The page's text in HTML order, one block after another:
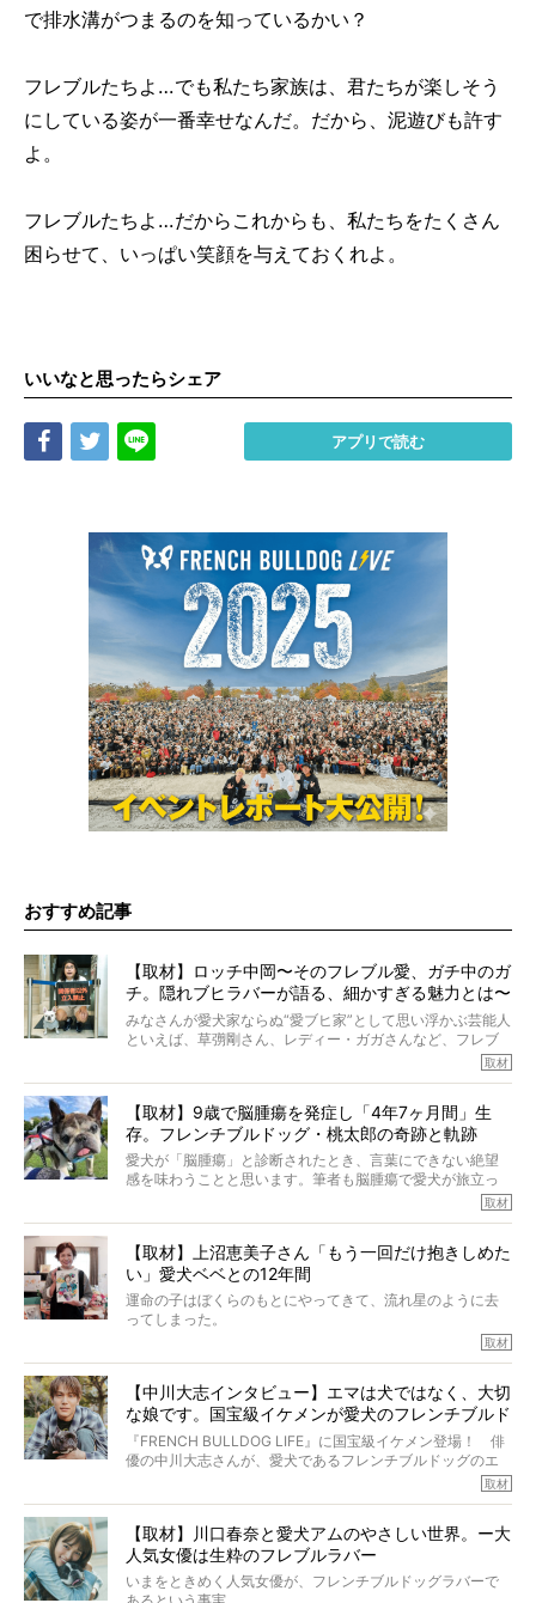
で排水溝がつまるのを知っているかい？
フレブルたちよ…でも私たち家族は、君たちが楽しそう
にしている姿が一番幸せなんだ。だから、泥遊びも許す
よ。
フレブルたちよ…だからこれからも、私たちをたくさん
困らせて、いっぱい笑顔を与えておくれよ。
いいなと思ったらシェア
Share Tweet アプリで読む
おすすめ記事
【取材】ロッチ中岡〜そのフレブル愛、ガチ中のガ
チ。隠れブヒラバーが語る、細かすぎる魅力とは〜
【前編】
みなさんが愛犬家ならぬ“愛ブヒ家”として思い浮かぶ芸能人
といえば、草彅剛さん、レディー・ガガさんなど、フレブ
ルを飼っている方が多いと思います。が、ロッチ中岡さん
んのインスタグラムを覗くと、たくさんのフレブルアカウ
ントがフォローされていて、わが『FRENCH BULLDOG
LIFE』モデルのnicoやトーラスも、その中の一頭。
そんな中岡さんに、フレブルの魅力を語っていただきまし
た。そのブヒ愛っぷりは、思ってた以上！ ガチ中のガチ
取材
【取材】9歳で脳腫瘍を発症し「4年7ヶ月間」生
存。フレンチブルドッグ・桃太郎の奇跡と軌跡
愛犬が「脳腫瘍」と診断されたとき、言葉にできない絶望
感を味わうことと思います。筆者も脳腫瘍で愛犬が旅立っ
たひとり。だからこそ、どれほど厄介で困難な病気かを理
ところが、フレンチブルドッグの桃太郎は9歳で脳腫瘍を発
症し、なんと4年7ヶ月間も生き抜いたのです。旅立ったと
きの年齢は13歳と11ヶ月、レジェンド級のレジェンドでし
た。さらには、治療後3年間は一度も発作が起きなかったと
いいます。
この事実はフレンチブルドッグだけでなく、脳腫瘍と闘う
太郎のオーナーである佐藤さんご夫婦に、治療の選択やケ
アについて詳しくお話しをうかがいました。
取材
【取材】上沼恵美子さん「もう一回だけ抱きしめた
い」愛犬ベベとの12年間
運命の子はぼくらのもとにやってきて、流れ星のように去
ってしまった。
り添いたいと思う。
その悲しみをいますぐ解消することはできないが、話をき
いて、泣いたり笑ったりするのもいいだろう。
こんな子だった、こんなにいい子だった、ほんとうに愛し
ていたと。
ぼくらは上沼恵美子さんのご自宅へ伺って、お話をきこう
と思った。
取材
【中川大志インタビュー】エマは犬ではなく、大切
な娘です。国宝級イケメンが愛犬のフレンチブルド
ッグと一緒に登場
『FRENCH BULLDOG LIFE』に国宝級イケメン登場！ 俳
優の中川大志さんが、愛犬であるフレンチブルドッグのエ
マちゃん（2歳の女の子）にメロメロとの情報を聞きつけ、
カエピソードが次から次へと飛び出しました。
取材
【取材】川口春奈と愛犬アムのやさしい世界。ー大
人気女優は生粋のフレブルラバー
いまをときめく人気女優が、フレンチブルドッグラバーで